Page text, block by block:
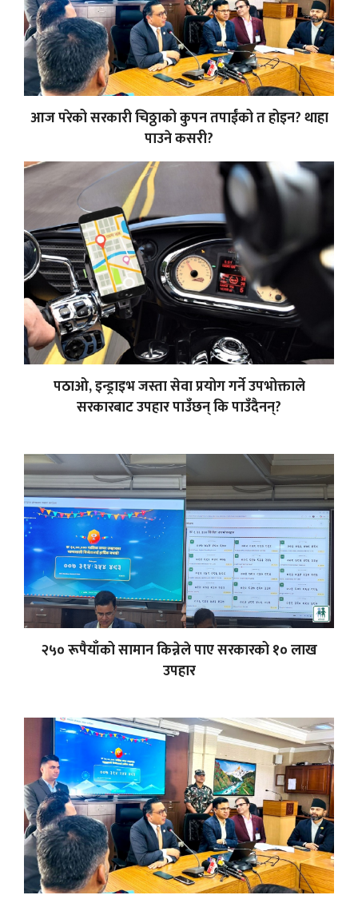
आज परेको सरकारी चिठ्ठाको कुपन तपाईंको त होइन? थाहा
पाउने कसरी?
पठाओ, इन्ड्राइभ जस्ता सेवा प्रयोग गर्ने उपभोक्ताले
सरकारबाट उपहार पाउँछन् कि पाउँदैनन्?
२५० रूपैयाँको सामान किन्नेले पाए सरकारको १० लाख
उपहार